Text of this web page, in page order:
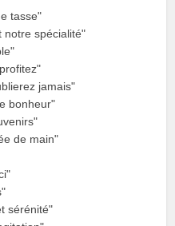
tasse"
notre spécialité"
jamais"
bonheur"
de main"
sérénité"